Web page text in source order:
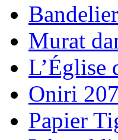
Murat
L’Église
Oniri
Papier